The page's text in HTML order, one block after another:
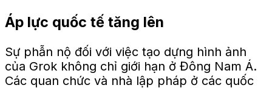
Áp lực quốc tế tăng lên
Sự phẫn nộ đối với việc tạo dựng hình ảnh
của Grok không chỉ giới hạn ở Đông Nam Á.
Các quan chức và nhà lập pháp ở các quốc